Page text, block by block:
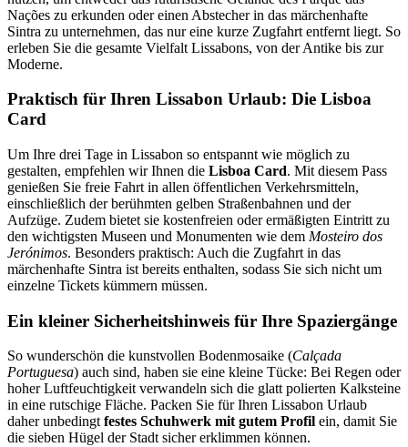
Nações zu erkunden oder einen Abstecher in das märchenhafte
Sintra zu unternehmen, das nur eine kurze Zugfahrt entfernt liegt. So
erleben Sie die gesamte Vielfalt Lissabons, von der Antike bis zur
Moderne.
Praktisch für Ihren Lissabon Urlaub: Die Lisboa
Card
Um Ihre drei Tage in Lissabon so entspannt wie möglich zu
gestalten, empfehlen wir Ihnen die Lisboa Card. Mit diesem Pass
genießen Sie freie Fahrt in allen öffentlichen Verkehrsmitteln,
einschließlich der berühmten gelben Straßenbahnen und der
Aufzüge. Zudem bietet sie kostenfreien oder ermäßigten Eintritt zu
den wichtigsten Museen und Monumenten wie dem Mosteiro dos
Jerónimos. Besonders praktisch: Auch die Zugfahrt in das
märchenhafte Sintra ist bereits enthalten, sodass Sie sich nicht um
einzelne Tickets kümmern müssen.
Ein kleiner Sicherheitshinweis für Ihre Spaziergänge
So wunderschön die kunstvollen Bodenmosaike (Calçada
Portuguesa) auch sind, haben sie eine kleine Tücke: Bei Regen oder
hoher Luftfeuchtigkeit verwandeln sich die glatt polierten Kalksteine
in eine rutschige Fläche. Packen Sie für Ihren Lissabon Urlaub
daher unbedingt festes Schuhwerk mit gutem Profil ein, damit Sie
die sieben Hügel der Stadt sicher erklimmen können.